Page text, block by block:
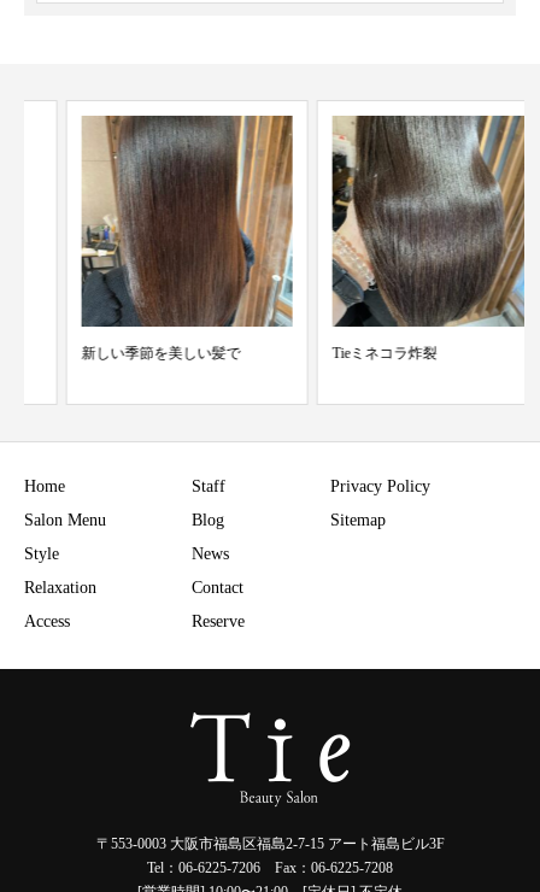
新しい季節を美しい髪で Tieミネコラ炸裂
Home
Salon Menu
Style
Relaxation
Access
Staff
Blog
News
Contact
Reserve
Privacy Policy
Sitemap
〒553-0003 大阪市福島区福島2-7-15 アート福島ビル3F
Tel：06-6225-7206 Fax：06-6225-7208